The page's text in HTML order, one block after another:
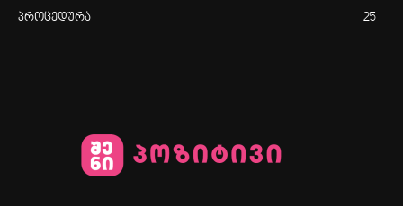
პროცედურა 25